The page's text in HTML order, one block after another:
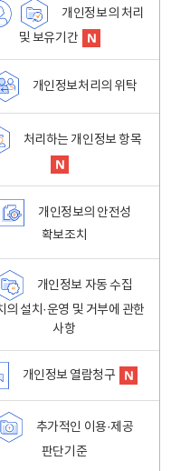
개인정보의 처리
및 보유기간
개인정보처리의 위탁
처리하는 개인정보 항목
개인정보의 안전성
확보조치
개인정보 자동 수집
의 설치·운영 및 거부에 관한
사항
개인정보 열람청구
추가적인 이용·제공
판단기준